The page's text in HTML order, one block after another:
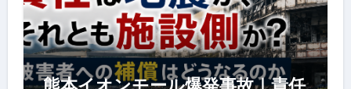
熊本イオンモール爆発事故｜責任